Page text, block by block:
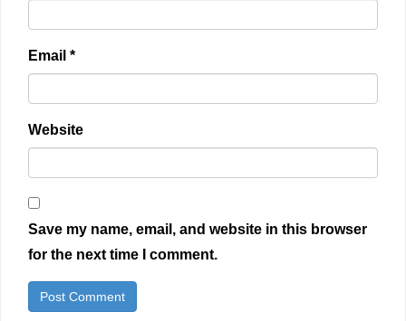
Email *
Website
Save my name, email, and website in this browser
for the next time I comment.